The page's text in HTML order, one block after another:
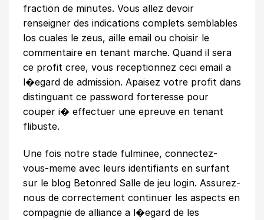
fraction de minutes. Vous allez devoir
renseigner des indications complets semblables
los cuales le zeus, aille email ou choisir le
commentaire en tenant marche. Quand il sera
ce profit cree, vous receptionnez ceci email a
l�egard de admission. Apaisez votre profit dans
distinguant ce password forteresse pour
couper i� effectuer une epreuve en tenant
flibuste.
Une fois notre stade fulminee, connectez-
vous-meme avec leurs identifiants en surfant
sur le blog Betonred Salle de jeu login. Assurez-
nous de correctement continuer les aspects en
compagnie de alliance a l�egard de les